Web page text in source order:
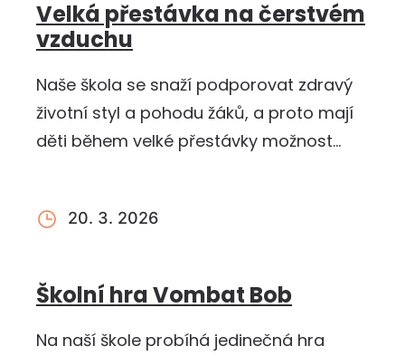
Velká přestávka na čerstvém
vzduchu
Naše škola se snaží podporovat zdravý
životní styl a pohodu žáků, a proto mají
děti během velké přestávky možnost
20. 3. 2026
Školní hra Vombat Bob
Na naší škole probíhá jedinečná hra